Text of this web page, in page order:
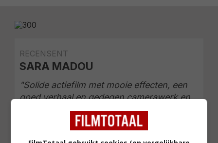
RECENSENT
SARA MADOU
"Solide actiefilm met mooie effecten, een
goed verhaal en gedegen camerawerk en